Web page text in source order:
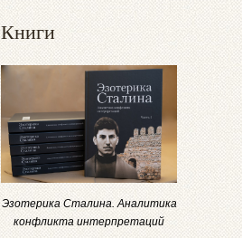
Книги
Эзотерика Сталина. Аналитика
конфликта интерпретаций